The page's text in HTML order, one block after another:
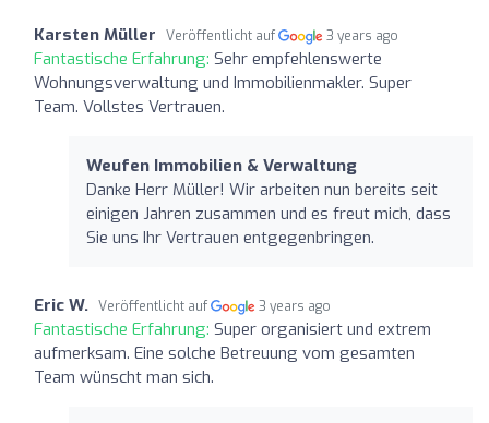
Karsten Müller Veröffentlicht auf 3 years ago
Fantastische Erfahrung: Sehr empfehlenswerte
Wohnungsverwaltung und Immobilienmakler. Super
Team. Vollstes Vertrauen.
Weufen Immobilien & Verwaltung
Danke Herr Müller! Wir arbeiten nun bereits seit
einigen Jahren zusammen und es freut mich, dass
Sie uns Ihr Vertrauen entgegenbringen.
Eric W. Veröffentlicht auf 3 years ago
Fantastische Erfahrung: Super organisiert und extrem
aufmerksam. Eine solche Betreuung vom gesamten
Team wünscht man sich.